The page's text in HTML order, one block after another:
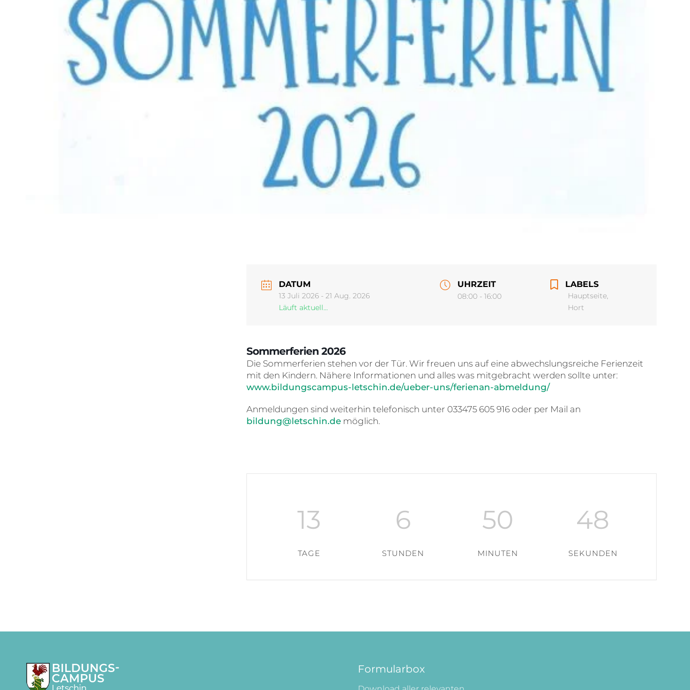
DATUM
13 Juli 2026- 21 Aug. 2026
Läuft aktuell…
UHRZEIT
08:00 - 16:00
LABELS
Hauptseite,
Hort
Sommerferien 2026
Die Sommerferien stehen vor der Tür. Wir freuen uns auf eine abwechslungsreiche Ferienzeit
mit den Kindern. Nähere Informationen und alles was mitgebracht werden sollte unter:
www.bildungscampus-letschin.de/ueber-uns/ferienan-abmeldung/
Anmeldungen sind weiterhin telefonisch unter 033475 605 916 oder per Mail an
bildung@letschin.demöglich.
13
TAGE
6
STUNDEN
50
MINUTEN
47
SEKUNDEN
Formularbox